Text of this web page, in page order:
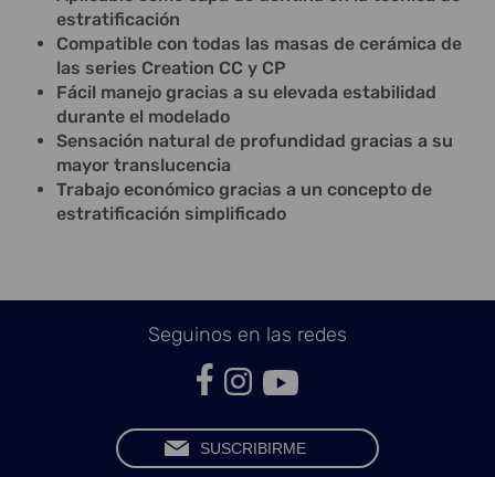
estratificación
Compatible con todas las masas de cerámica de
las series Creation CC y CP
Fácil manejo gracias a su elevada estabilidad
durante el modelado
Sensación natural de profundidad gracias a su
mayor translucencia
Trabajo económico gracias a un concepto de
estratificación simplificado
Seguinos en las redes